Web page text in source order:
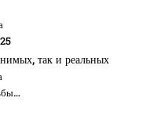
так и реальных